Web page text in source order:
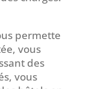
permette
vous
des
vous